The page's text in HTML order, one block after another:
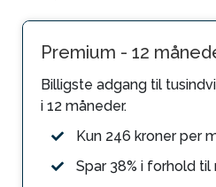
Premium - 12
Billigste adgang til
i 12 måneder.
Kun 246 kroner per
Spar 38% i forhold